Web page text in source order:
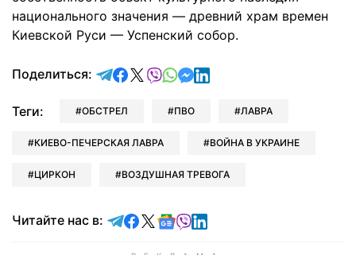
национального значения — древний храм времен
Киевской Руси — Успенский собор.
Поделиться: отправить в Telegram
поделиться в Facebook
поделиться в X
отправить в Viber
отправить в Whatsapp
отправить в Messenger
отправить в LinkedIn
Теги: ОБСТРЕЛ ПВО ЛАВРА
КИЕВО-ПЕЧЕРСКАЯ ЛАВРА ВОЙНА В УКРАИНЕ
ЦИРКОН ВОЗДУШНАЯ ТРЕВОГА
Читайте нас в: Читайте в Telegram
Читайте в Facebook
Читайте в X
Читайте в Google news
Читайте в Viber
Читайте в LinkedIn